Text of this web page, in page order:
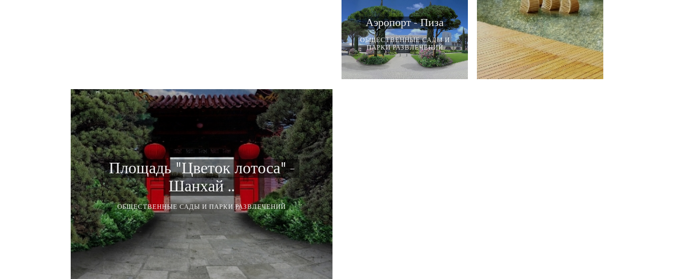
Аэропорт - Пиза
ОБЩЕСТВЕННЫЕ САДЫ И
ПАРКИ РАЗВЛЕЧЕНИЙ
Площадь "Цветок лотоса" -
Шанхай ..
ОБЩЕСТВЕННЫЕ САДЫ И ПАРКИ РАЗВЛЕЧЕНИЙ